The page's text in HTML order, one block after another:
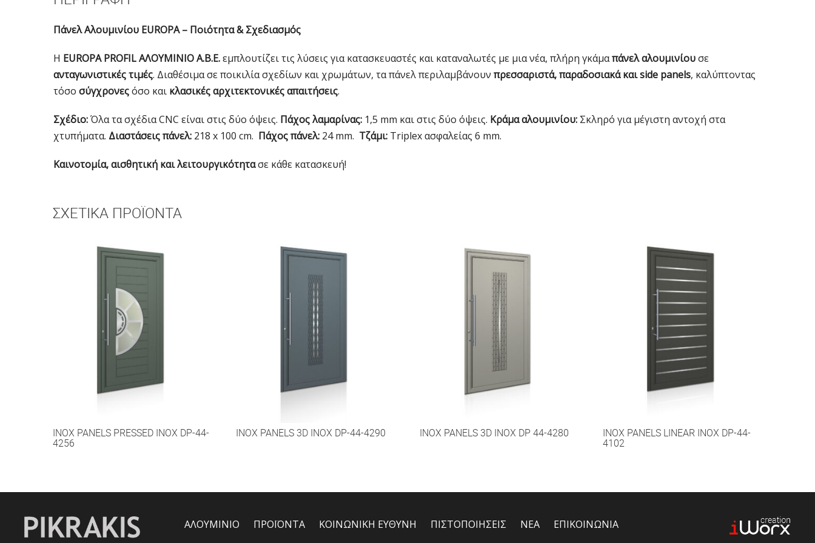
Πάνελ Αλουμινίου EUROPA – Ποιότητα & Σχεδιασμός
Η EUROPA PROFIL ΑΛΟΥΜΙΝΙΟ Α.Β.Ε.εμπλουτίζει τις λύσεις για κατασκευαστές και καταναλωτές με μια νέα, πλήρη γκάμαπάνελ αλουμινίουσε
ανταγωνιστικές τιμές. Διαθέσιμα σε ποικιλία σχεδίων και χρωμάτων, τα πάνελ περιλαμβάνουν πρεσσαριστά, παραδοσιακά και side panels, καλύπτοντας
τόσο σύγχρονεςόσο και κλασικές αρχιτεκτονικές απαιτήσεις.
Σχέδιο:Όλα τα σχέδια CNC είναι στις δύο όψεις. Πάχος λαμαρίνας: 1,5 mm και στις δύο όψεις. Κράμα αλουμινίου: Σκληρό για μέγιστη αντοχή στα
χτυπήματα. Διαστάσεις πάνελ: 218 x 100 cm. Πάχος πάνελ: 24 mm. Τζάμι: Triplex ασφαλείας 6 mm.
Καινοτομία, αισθητική και λειτουργικότητασε κάθε κατασκευή!
ΣΧΕΤΙΚΆ ΠΡΟΪΌΝΤΑ
INOX PANELS PRESSED INOX DP-44-
4256
INOX PANELS 3D INOX DP-44-4290 INOX PANELS 3D INOX DP 44-4280 INOX PANELS LINEAR INOX DP-44-
4102
ΑΛΟΥΜΙΝΙΟ ΠΡΟΪΟΝΤΑ ΚΟΙΝΩΝΙΚΗ ΕΥΘΥΝΗ ΠΙΣΤΟΠΟΙΗΣΕΙΣ ΝΕΑ ΕΠΙΚΟΙΝΩΝΙΑ